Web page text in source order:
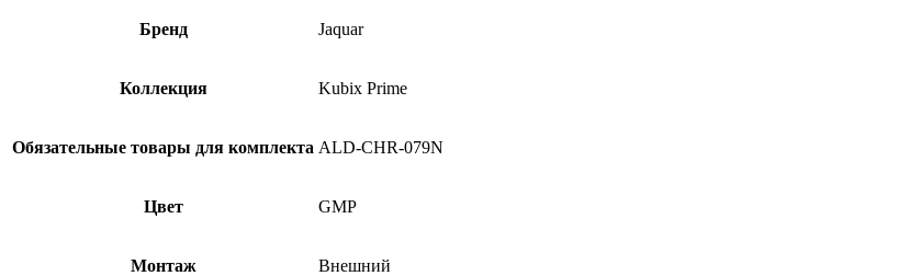
Бренд Jaquar
Коллекция Kubix Prime
Обязательные товары для комплекта ALD-CHR-079N
Цвет GMP
Монтаж Внешний